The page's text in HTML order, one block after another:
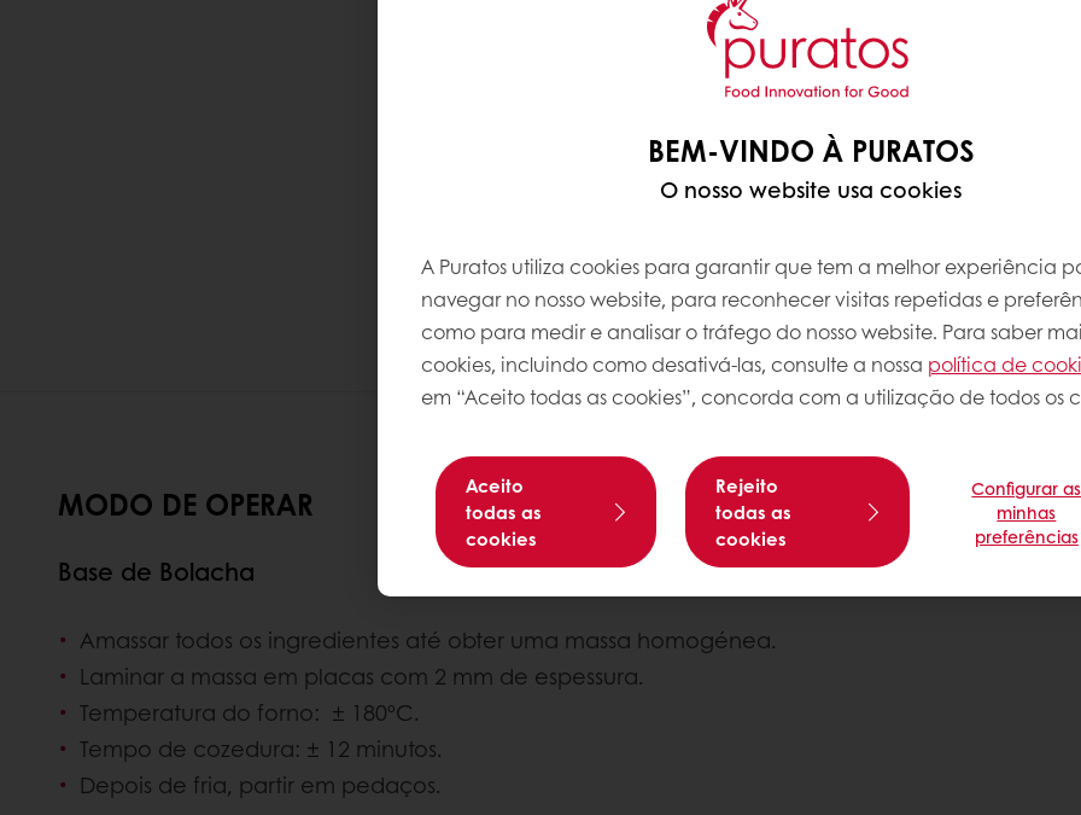
MODO DE OPERAR
Base de Bolacha
Amassar todos os ingredientes até obter uma massa homogénea.
Laminar a massa em placas com 2 mm de espessura.
Temperatura do forno: ± 180ºC.
Tempo de cozedura: ± 12 minutos.
Depois de fria, partir em pedaços.
Sobre
Nível de
BEM-VINDO À PURATOS
O nosso website usa cookies
A Puratos utiliza cookies para garantir que tem a melhor experiência
navegar no nosso website, para reconhecer visitas repetidas e
como para medir e analisar o tráfego do nosso website. Para saber
cookies, incluindo como desativá-las, consulte a nossa política de
em “Aceito todas as cookies”, concorda com a utilização de todos os
Aceito
todas as
cookies
Rejeito
todas as
cookies
Configurar as
minhas
preferências